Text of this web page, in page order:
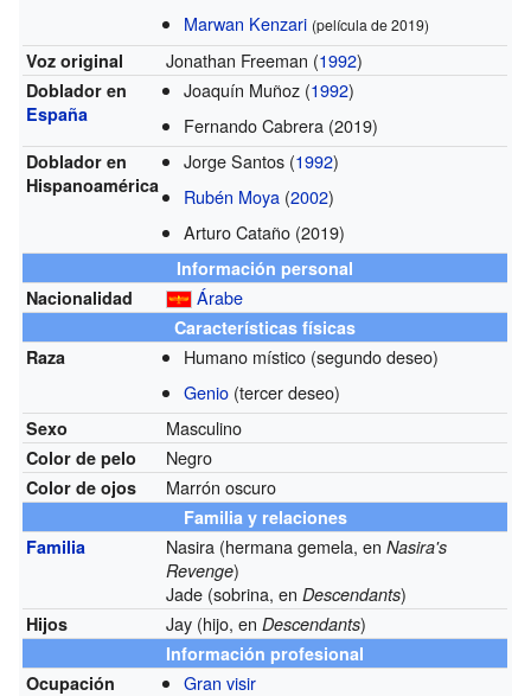
Marwan Kenzari (película de 2019)
Voz original Jonathan Freeman (1992)
Doblador en
España
Joaquín Muñoz (1992)
Fernando Cabrera (2019)
Doblador en
Hispanoamérica
Jorge Santos (1992)
Rubén Moya(2002)
Arturo Cataño (2019)
Información personal
Nacionalidad
Árabe
Características físicas
Raza
Humano místico (segundo deseo)
Genio(tercer deseo)
Sexo Masculino
Color de pelo Negro
Color de ojos Marrón oscuro
Familia y relaciones
Familia
Nasira (hermana gemela, enNasira's
Revenge)
Jade (sobrina, enDescendants)
Hijos Jay (hijo, enDescendants)
Información profesional
Ocupación
Gran visir